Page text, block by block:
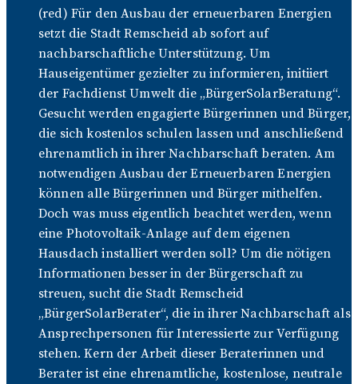
(red) Für den Ausbau der erneuerbaren Energien
setzt die Stadt Remscheid ab sofort auf
nachbarschaftliche Unterstützung. Um
Hauseigentümer gezielter zu informieren, initiiert
der Fachdienst Umwelt die „BürgerSolarBeratung“.
Gesucht werden engagierte Bürgerinnen und Bürger,
die sich kostenlos schulen lassen und anschließend
ehrenamtlich in ihrer Nachbarschaft beraten. Am
notwendigen Ausbau der Erneuerbaren Energien
können alle Bürgerinnen und Bürger mithelfen.
Doch was muss eigentlich beachtet werden, wenn
eine Photovoltaik-Anlage auf dem eigenen
Hausdach installiert werden soll? Um die nötigen
Informationen besser in der Bürgerschaft zu
streuen, sucht die Stadt Remscheid
„BürgerSolarBerater“, die in ihrer Nachbarschaft als
Ansprechpersonen für Interessierte zur Verfügung
stehen. Kern der Arbeit dieser Beraterinnen und
Berater ist eine ehrenamtliche, kostenlose, neutrale